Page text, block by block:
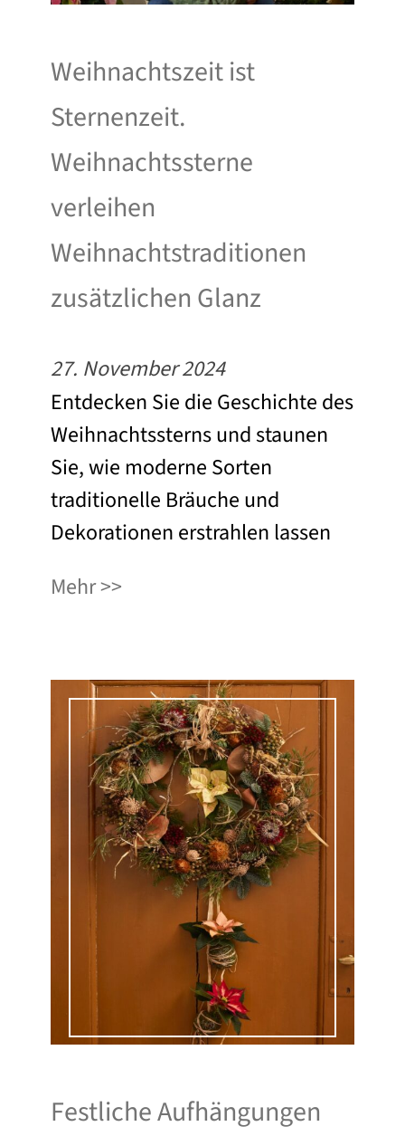
Weihnachtszeit ist
Sternenzeit.
Weihnachtssterne
verleihen
Weihnachtstraditionen
zusätzlichen Glanz
27. November 2024
Entdecken Sie die Geschichte des
Weihnachtssterns und staunen
Sie, wie moderne Sorten
traditionelle Bräuche und
Dekorationen erstrahlen lassen
Mehr
Festliche Aufhängungen